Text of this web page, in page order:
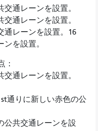
通レーンを設置。
通レーンを設置。
通レーンを設置。16
を設置。
：
通レーンを設置。
通りに新しい赤色の公
公共交通レーンを設